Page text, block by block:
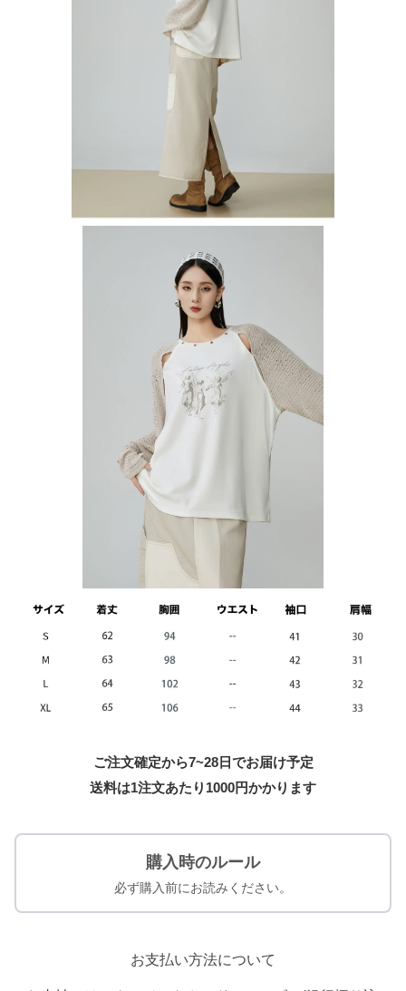
ご注文確定から7~28日でお届け予定
送料は1注文あたり 1000円かかります
購入時のルール
必ず購入前にお読みください。
お支払い方法について